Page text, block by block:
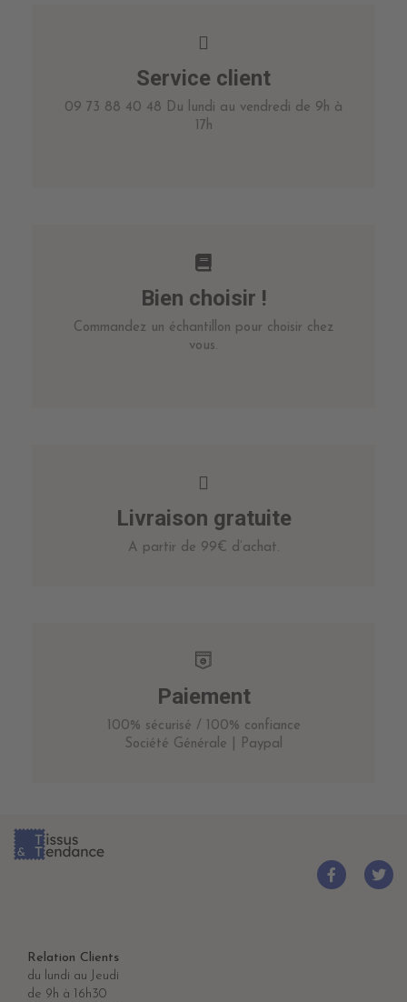
Service client
09 73 88 40 48 Du lundi au vendredi de 9h à
17h
Bien choisir !
Commandez un échantillon pour choisir chez
vous.
Livraison gratuite
A partir de 99€ d’achat.
Paiement
100% sécurisé / 100% confiance
Société Générale | Paypal
Relation Clients
du lundi au Jeudi
de 9h à 16h30